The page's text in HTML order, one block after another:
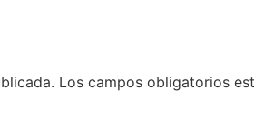
Los campos obligatorios